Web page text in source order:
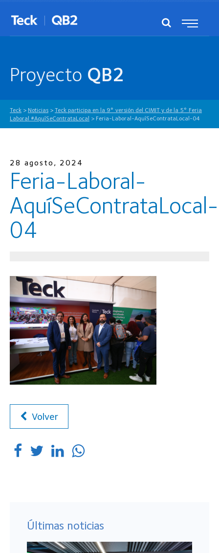
Proyecto QB2
Teck > Noticias > Teck participa en la 9° versión del CIMIT y de la 5° Feria
Laboral #AquíSeContrataLocal > Feria-Laboral-AquíSeContrataLocal-04
28 agosto, 2024
Feria-Laboral-
AquíSeContrataLocal-
04
Volver
Últimas noticias